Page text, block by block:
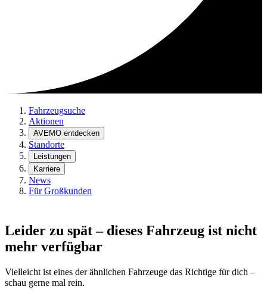
Fahrzeugsuche
Aktionen
AVEMO entdecken
Standorte
Leistungen
Karriere
News
Für Großkunden
Leider zu spät – dieses Fahrzeug ist nicht
mehr verfügbar
Vielleicht ist eines der ähnlichen Fahrzeuge das Richtige für dich –
schau gerne mal rein.